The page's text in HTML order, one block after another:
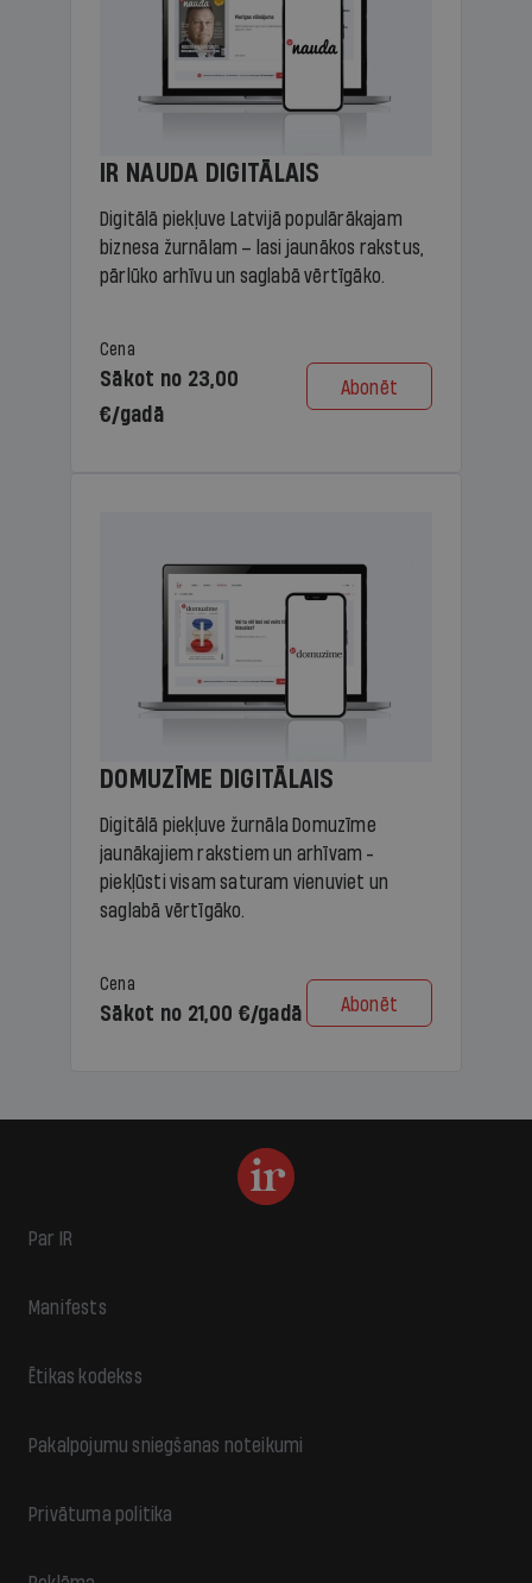
IR NAUDA DIGITĀLAIS
Digitālā piekļuve Latvijā populārākajam
biznesa žurnālam – lasi jaunākos rakstus,
pārlūko arhīvu un saglabā vērtīgāko.
Cena
Sākot no 23,00
€/gadā
Abonēt
DOMUZĪME DIGITĀLAIS
Digitālā piekļuve žurnāla Domuzīme
jaunākajiem rakstiem un arhīvam -
piekļūsti visam saturam vienuviet un
saglabā vērtīgāko.
Cena
Sākot no 21,00 €/gadā Abonēt
Par IR
Manifests
Ētikas kodekss
Pakalpojumu sniegšanas noteikumi
Privātuma politika